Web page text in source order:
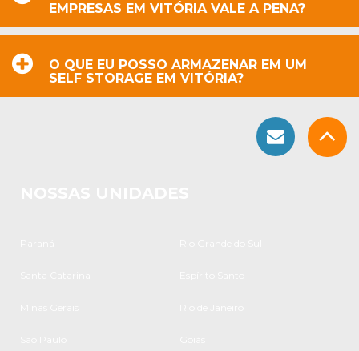
EMPRESAS EM VITÓRIA VALE A PENA?
O QUE EU POSSO ARMAZENAR EM UM
SELF STORAGE EM VITÓRIA?